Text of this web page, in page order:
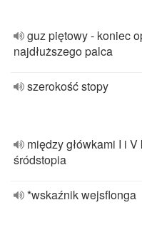
guz piętowy - koniec
najdłuższego palca
szerokość stopy
między główkami I i V
śródstopia
*wskaźnik wejsflonga